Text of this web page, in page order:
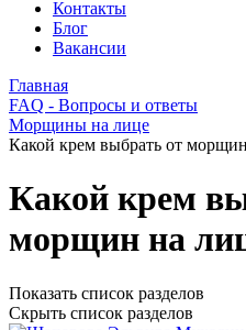
Контакты
Блог
Вакансии
Главная
FAQ - Вопросы и ответы
Морщины на лице
Какой крем выбрать от
Какой крем
морщин на
Показать список разделов
Скрыть список разделов